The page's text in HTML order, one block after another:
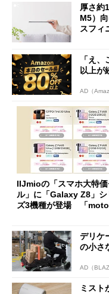
厚さ約
M5）
スフィ
「え
以上が
AD（
IIJmioの「スマホ大特
ル」に「Galaxy Z8」シ
ズ3機種が登場 「moto
デリケ
の小さ
AD（
ミスト